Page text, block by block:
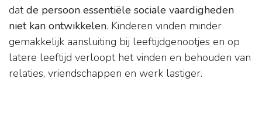
datde persoon essentiële sociale vaardigheden
niet kan ontwikkelen. Kinderen vinden minder
gemakkelijk aansluiting bij leeftijdgenootjes en op
latere leeftijd verloopt het vinden en behouden van
relaties, vriendschappen en werk lastiger.